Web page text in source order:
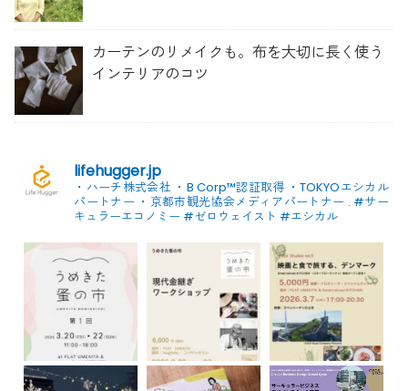
カーテンのリメイクも。布を大切に長く使う
インテリアのコツ
lifehugger.jp
・ハーチ株式会社 ・B Corp™認証取得 ・TOKYOエシカル
パートナー ・京都市観光協会メディアパートナー . #サー
キュラーエコノミー #ゼロウェイスト #エシカル